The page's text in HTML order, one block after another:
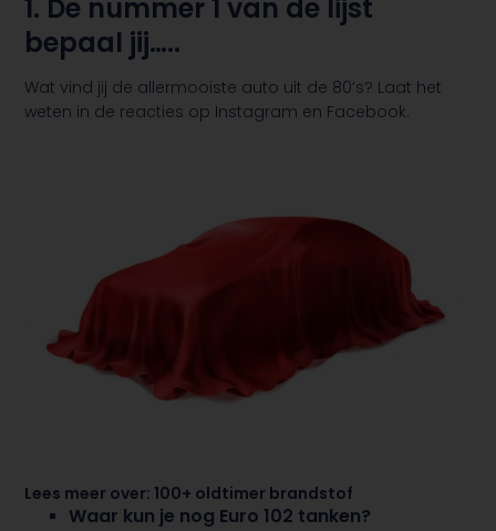
1. De nummer 1 van de lijst
bepaal jij…..
Wat vind jij de allermooiste auto uit de 80’s? Laat het
weten in de reacties op Instagram en Facebook.
Lees meer over: 100+ oldtimer brandstof
Waar kun je nog Euro 102 tanken?